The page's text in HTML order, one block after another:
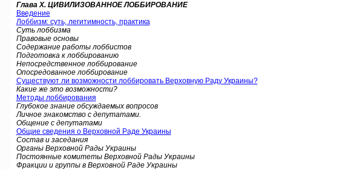
Глава X. ЦИВИЛИЗОВАННОЕ ЛОББИРОВАНИЕ
Введение
Лоббизм: суть, легитимность, практика
Суть лоббизма
Правовые основы
Содержание работы лоббистов
Подготовка к лоббированию
Непосредственное лоббирование
Опосредованное лоббирование
Существуют ли возможности лоббировать Верховную Раду Украины?
Какие же это возможности?
Методы лоббирования
Глубокое знание обсуждаемых вопросов
Личное знакомство с депутатами.
Общение с депутатами
Общие сведения о Верховной Раде Украины
Состав и заседания
Органы Верховной Рады Украины
Постоянные комитеты Верховной Рады Украины
Фракции и группы в Верховной Раде Украины